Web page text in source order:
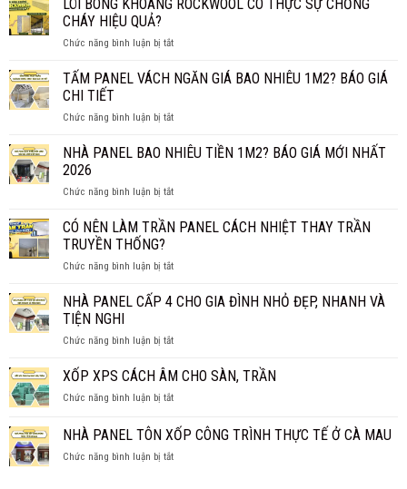
BẾN
GIÁ
LÕI BÔNG KHOÁNG ROCKWOOL CÓ THỰC SỰ CHỐNG
CHÁY HIỆU QUẢ?
Chức năng bình luận bị tắtở
BÔNG
CÓ
SỰ
HIỆU
TẤM PANEL VÁCH NGĂN GIÁ BAO NHIÊU 1M2? BÁO GIÁ
CHI TIẾT
Chức năng bình luận bị tắtở
PANEL
GIÁ
NHIÊU
GIÁ
TIẾT
NHÀ PANEL BAO NHIÊU TIỀN 1M2? BÁO GIÁ MỚI NHẤT
2026
Chức năng bình luận bị tắtở
PANEL
TIỀN
BÁO
NHẤT
CÓ NÊN LÀM TRẦN PANEL CÁCH NHIỆT THAY TRẦN
TRUYỀN THỐNG?
Chức năng bình luận bị tắtở
NÊN
PANEL
NHIỆT
THỐNG?
NHÀ PANEL CẤP 4 CHO GIA ĐÌNH NHỎ ĐẸP, NHANH VÀ
TIỆN NGHI
Chức năng bình luận bị tắtở
PANEL
4
GIA
XỐP XPS CÁCH ÂM CHO SÀN, TRẦN
Chức năng bình luận bị tắtở
XPS
CÁCH
ÂM
NHÀ PANEL TÔN XỐP CÔNG TRÌNH THỰC TẾ Ở CÀ MAU
Chức năng bình luận bị tắtở